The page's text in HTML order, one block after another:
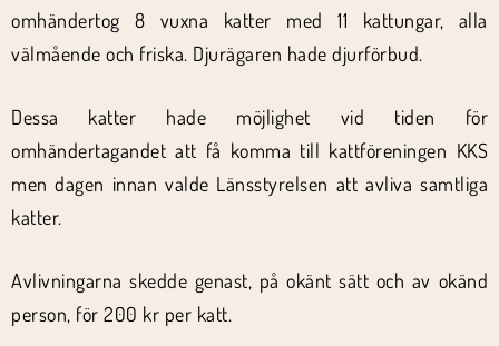
omhändertog 8 vuxna katter med 11 kattungar, alla
välmående och friska. Djurägaren hade djurförbud.
Dessa katter hade möjlighet vid tiden för
omhändertagandet att få komma till kattföreningen KKS
men dagen innan valde Länsstyrelsen att avliva samtliga
katter.
Avlivningarna skedde genast, på okänt sätt och av okänd
person, för 200 kr per katt.